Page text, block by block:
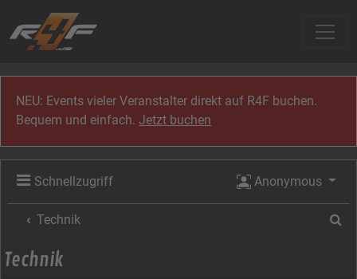
NEU: Events vieler Veranstalter direkt auf R4F buchen.
Bequem und einfach.Jetzt buchen
Schnellzugriff Anonymous
Technik
Technik